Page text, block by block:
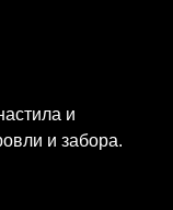
и
и забора.